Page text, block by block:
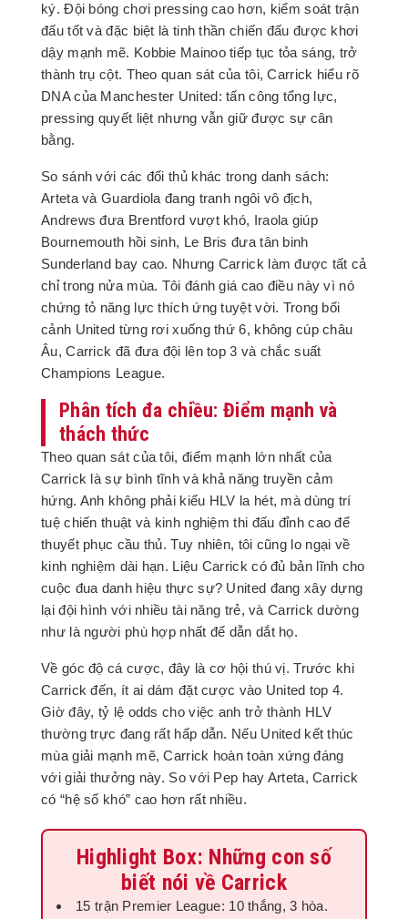
ký. Đội bóng chơi pressing cao hơn, kiểm soát trận
đấu tốt và đặc biệt là tinh thần chiến đấu được khơi
dậy mạnh mẽ. Kobbie Mainoo tiếp tục tỏa sáng, trở
thành trụ cột. Theo quan sát của tôi, Carrick hiểu rõ
DNA của Manchester United: tấn công tổng lực,
pressing quyết liệt nhưng vẫn giữ được sự cân
bằng.
So sánh với các đối thủ khác trong danh sách:
Arteta và Guardiola đang tranh ngôi vô địch,
Andrews đưa Brentford vượt khó, Iraola giúp
Bournemouth hồi sinh, Le Bris đưa tân binh
Sunderland bay cao. Nhưng Carrick làm được tất cả
chỉ trong nửa mùa. Tôi đánh giá cao điều này vì nó
chứng tỏ năng lực thích ứng tuyệt vời. Trong bối
cảnh United từng rơi xuống thứ 6, không cúp châu
Âu, Carrick đã đưa đội lên top 3 và chắc suất
Champions League.
Phân tích đa chiều: Điểm mạnh và
thách thức
Theo quan sát của tôi, điểm mạnh lớn nhất của
Carrick là sự bình tĩnh và khả năng truyền cảm
hứng. Anh không phải kiểu HLV la hét, mà dùng trí
tuệ chiến thuật và kinh nghiệm thi đấu đỉnh cao để
thuyết phục cầu thủ. Tuy nhiên, tôi cũng lo ngại về
kinh nghiệm dài hạn. Liệu Carrick có đủ bản lĩnh cho
cuộc đua danh hiệu thực sự? United đang xây dựng
lại đội hình với nhiều tài năng trẻ, và Carrick dường
như là người phù hợp nhất để dẫn dắt họ.
Về góc độ cá cược, đây là cơ hội thú vị. Trước khi
Carrick đến, ít ai dám đặt cược vào United top 4.
Giờ đây, tỷ lệ odds cho việc anh trở thành HLV
thường trực đang rất hấp dẫn. Nếu United kết thúc
mùa giải mạnh mẽ, Carrick hoàn toàn xứng đáng
với giải thưởng này. So với Pep hay Arteta, Carrick
có “hệ số khó” cao hơn rất nhiều.
Highlight Box: Những con số
biết nói về Carrick
15 trận Premier League: 10 thắng, 3 hòa.